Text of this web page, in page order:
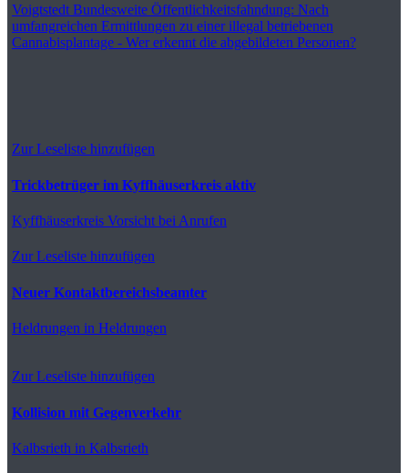
Voigtstedt Bundesweite Öffentlichkeitsfahndung: Nach
umfangreichen Ermittlungen zu einer illegal betriebenen
Cannabisplantage - Wer erkennt die abgebildeten Personen?
Zur Leseliste hinzufügen
Trickbetrüger im Kyffhäuserkreis aktiv
Kyffhäuserkreis Vorsicht bei Anrufen
Zur Leseliste hinzufügen
Neuer Kontaktbereichsbeamter
Heldrungen in Heldrungen
Zur Leseliste hinzufügen
Kollision mit Gegenverkehr
Kalbsrieth in Kalbsrieth